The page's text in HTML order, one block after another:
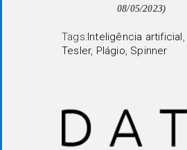
08/05/2023)
Tags:Inteligência artificial,
Tesler, Plágio, Spinner